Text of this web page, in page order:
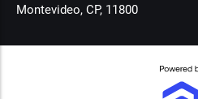
Montevideo, CP, 11800